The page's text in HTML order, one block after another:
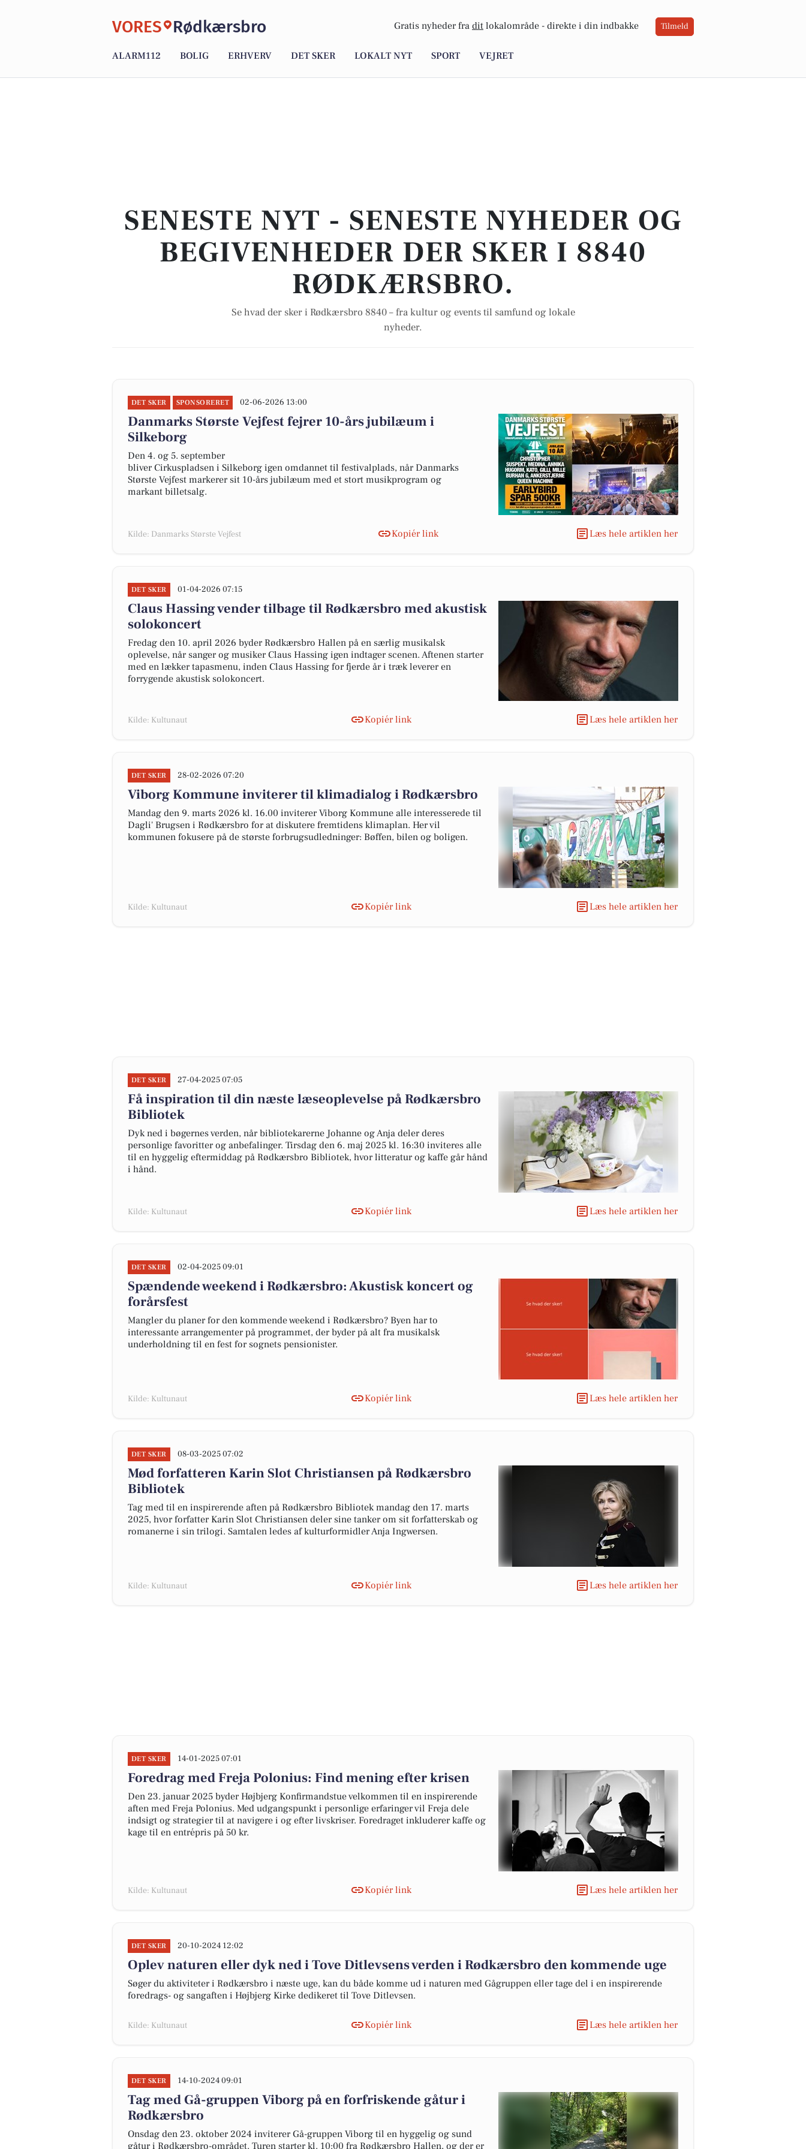
VORES Rødkærsbro Gratis nyheder fra dit lokalområde - direkte i din indbakke Tilmeld
ALARM112 BOLIG ERHVERV DET SKER LOKALT NYT SPORT VEJRET
SENESTE NYT - SENESTE NYHEDER OG
BEGIVENHEDER DER SKER I 8840
RØDKÆRSBRO.
Se hvad der sker i Rødkærsbro 8840 – fra kultur og events til samfund og lokale
nyheder.
DET SKER SPONSORERET 02-06-2026 13:00
Danmarks Største Vejfest fejrer 10-års jubilæum i
Silkeborg
Den 4. og 5. september
bliver Cirkuspladsen i Silkeborg igen omdannet til festivalplads, når Danmarks
Største Vejfest markerer sit 10-års jubilæum med et stort musikprogram og
markant billetsalg.
Kilde: Danmarks Største Vejfest Kopiér link Læs hele artiklen her
DET SKER 01-04-2026 07:15
Claus Hassing vender tilbage til Rødkærsbro med akustisk
solokoncert
Fredag den 10. april 2026 byder Rødkærsbro Hallen på en særlig musikalsk
oplevelse, når sanger og musiker Claus Hassing igen indtager scenen. Aftenen starter
med en lækker tapasmenu, inden Claus Hassing for fjerde år i træk leverer en
forrygende akustisk solokoncert.
Kilde: Kultunaut Kopiér link Læs hele artiklen her
DET SKER 28-02-2026 07:20
Viborg Kommune inviterer til klimadialog i Rødkærsbro
Mandag den 9. marts 2026 kl. 16.00 inviterer Viborg Kommune alle interesserede til
Dagli' Brugsen i Rødkærsbro for at diskutere fremtidens klimaplan. Her vil
kommunen fokusere på de største forbrugsudledninger: Bøffen, bilen og boligen.
Kilde: Kultunaut Kopiér link Læs hele artiklen her
DET SKER 27-04-2025 07:05
Få inspiration til din næste læseoplevelse på Rødkærsbro
Bibliotek
Dyk ned i bøgernes verden, når bibliotekarerne Johanne og Anja deler deres
personlige favoritter og anbefalinger. Tirsdag den 6. maj 2025 kl. 16:30 inviteres alle
til en hyggelig eftermiddag på Rødkærsbro Bibliotek, hvor litteratur og kaffe går hånd
i hånd.
Kilde: Kultunaut Kopiér link Læs hele artiklen her
DET SKER 02-04-2025 09:01
Spændende weekend i Rødkærsbro: Akustisk koncert og
forårsfest
Mangler du planer for den kommende weekend i Rødkærsbro? Byen har to
interessante arrangementer på programmet, der byder på alt fra musikalsk
underholdning til en fest for sognets pensionister.
Kilde: Kultunaut Kopiér link Læs hele artiklen her
DET SKER 08-03-2025 07:02
Mød forfatteren Karin Slot Christiansen på Rødkærsbro
Bibliotek
Tag med til en inspirerende aften på Rødkærsbro Bibliotek mandag den 17. marts
2025, hvor forfatter Karin Slot Christiansen deler sine tanker om sit forfatterskab og
romanerne i sin trilogi. Samtalen ledes af kulturformidler Anja Ingwersen.
Kilde: Kultunaut Kopiér link Læs hele artiklen her
DET SKER 14-01-2025 07:01
Foredrag med Freja Polonius: Find mening efter krisen
Den 23. januar 2025 byder Højbjerg Konfirmandstue velkommen til en inspirerende
aften med Freja Polonius. Med udgangspunkt i personlige erfaringer vil Freja dele
indsigt og strategier til at navigere i og efter livskriser. Foredraget inkluderer kaffe og
kage til en entrépris på 50 kr.
Kilde: Kultunaut Kopiér link Læs hele artiklen her
DET SKER 20-10-2024 12:02
Oplev naturen eller dyk ned i Tove Ditlevsens verden i Rødkærsbro den kommende uge
Søger du aktiviteter i Rødkærsbro i næste uge, kan du både komme ud i naturen med Gågruppen eller tage del i en inspirerende
foredrags- og sangaften i Højbjerg Kirke dedikeret til Tove Ditlevsen.
Kilde: Kultunaut Kopiér link Læs hele artiklen her
DET SKER 14-10-2024 09:01
Tag med Gå-gruppen Viborg på en forfriskende gåtur i
Rødkærsbro
Onsdag den 23. oktober 2024 inviterer Gå-gruppen Viborg til en hyggelig og sund
gåtur i Rødkærsbro-området. Turen starter kl. 10:00 fra Rødkærsbro Hallen, og der er